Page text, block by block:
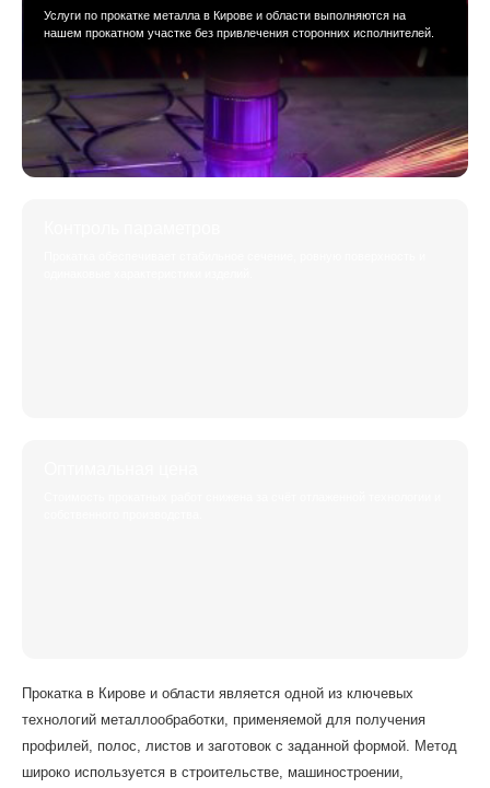
Услуги по прокатке металла в Кирове и области выполняются на
нашем прокатном участке без привлечения сторонних исполнителей.
Прокатка в Кирове и области является одной из ключевых
технологий металлообработки, применяемой для получения
профилей, полос, листов и заготовок с заданной формой. Метод
широко используется в строительстве, машиностроении,